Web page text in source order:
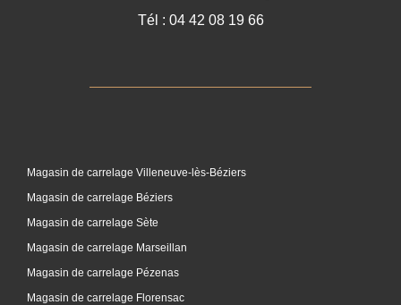
Tél : 04 42 08 19 66
Magasin de carrelage Villeneuve-lès-Béziers
Magasin de carrelage Béziers
Magasin de carrelage Sète
Magasin de carrelage Marseillan
Magasin de carrelage Pézenas
Magasin de carrelage Florensac